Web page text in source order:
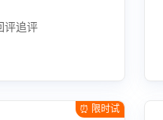
能客服 · 智能建单 · 物流拦截 · 回评追评
⏰ 限时试